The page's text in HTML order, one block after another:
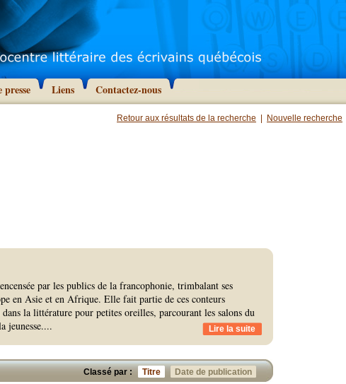
presse Liens Contactez-nous
Retour aux résultats de la recherche Nouvelle recherche
par les publics de la francophonie, trimbalant ses
en Asie et en Afrique. Elle fait partie de ces conteurs
la littérature pour petites oreilles, parcourant les salons du
jeunesse.... Lire la suite
Classé par : Titre Date de publication